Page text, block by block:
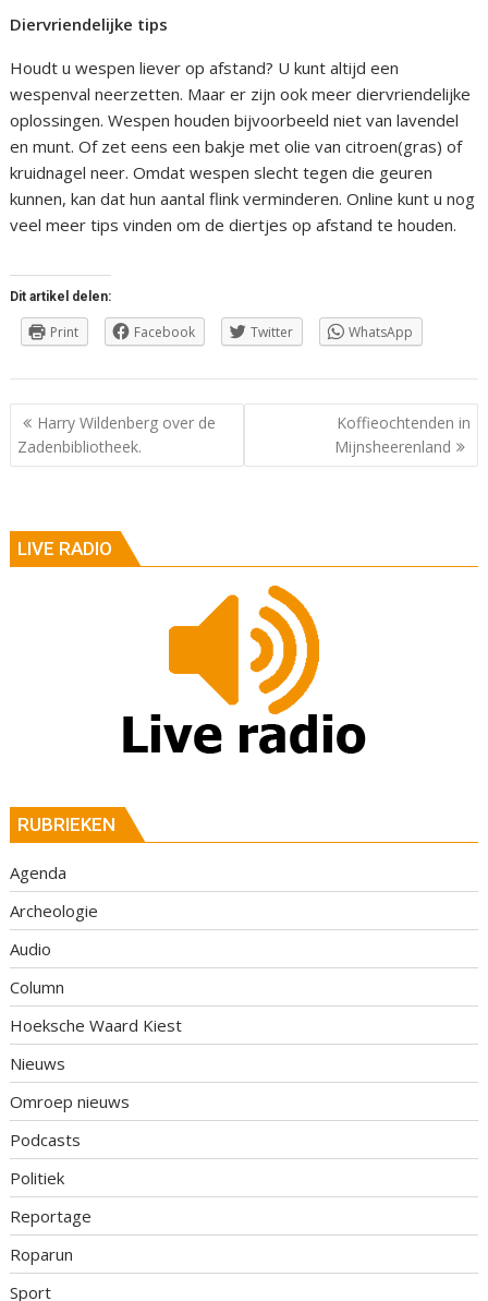
Diervriendelijke tips
Houdt u wespen liever op afstand? U kunt altijd een
wespenval neerzetten. Maar er zijn ook meer diervriendelijke
oplossingen. Wespen houden bijvoorbeeld niet van lavendel
en munt. Of zet eens een bakje met olie van citroen(gras) of
kruidnagel neer. Omdat wespen slecht tegen die geuren
kunnen, kan dat hun aantal flink verminderen. Online kunt u nog
veel meer tips vinden om de diertjes op afstand te houden.
Dit artikel delen:
Print Facebook Twitter WhatsApp
Berichtnavigatie
Harry Wildenberg over de
Zadenbibliotheek.
Koffieochtenden in
Mijnsheerenland
LIVE RADIO
RUBRIEKEN
Agenda
Archeologie
Audio
Column
Hoeksche Waard Kiest
Nieuws
Omroep nieuws
Podcasts
Politiek
Reportage
Roparun
Sport